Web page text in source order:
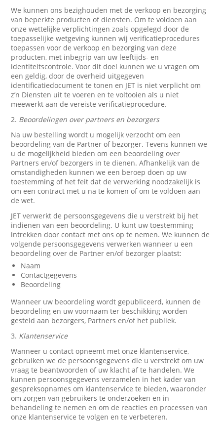
We kunnen ons bezighouden met de verkoop en bezorging
van beperkte producten of diensten. Om te voldoen aan
onze wettelijke verplichtingen zoals opgelegd door de
toepasselijke wetgeving kunnen wij verificatieprocedures
toepassen voor de verkoop en bezorging van deze
producten, met inbegrip van uw leeftijds- en
identiteitscontrole. Voor dit doel kunnen we u vragen om
een geldig, door de overheid uitgegeven
identificatiedocument te tonen en JET is niet verplicht om
z’n Diensten uit te voeren en te voltooien als u niet
meewerkt aan de vereiste verificatieprocedure.
2. Beoordelingen over partners en bezorgers
Na uw bestelling wordt u mogelijk verzocht om een
beoordeling van de Partner of bezorger. Tevens kunnen we
u de mogelijkheid bieden om een beoordeling over
Partners en/of bezorgers in te dienen. Afhankelijk van de
omstandigheden kunnen we een beroep doen op uw
toestemming of het feit dat de verwerking noodzakelijk is
om een contract met u na te komen of om te voldoen aan
de wet.
JET verwerkt de persoonsgegevens die u verstrekt bij het
indienen van een beoordeling. U kunt uw toestemming
intrekken door contact met ons op te nemen. We kunnen de
volgende persoonsgegevens verwerken wanneer u een
beoordeling over de Partner en/of bezorger plaatst:
Naam
Contactgegevens
Beoordeling
Wanneer uw beoordeling wordt gepubliceerd, kunnen de
beoordeling en uw voornaam ter beschikking worden
gesteld aan bezorgers, Partners en/of het publiek.
3. Klantenservice
Wanneer u contact opneemt met onze klantenservice,
gebruiken we de persoonsgegevens die u verstrekt om uw
vraag te beantwoorden of uw klacht af te handelen. We
kunnen persoonsgegevens verzamelen in het kader van
gespreksopnames om klantenservice te bieden, waaronder
om zorgen van gebruikers te onderzoeken en in
behandeling te nemen en om de reacties en processen van
onze klantenservice te volgen en te verbeteren.